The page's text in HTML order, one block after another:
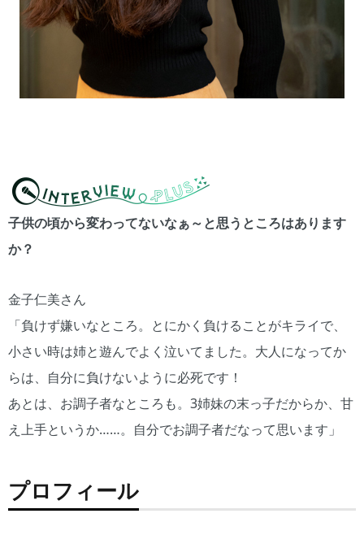
子供の頃から変わってないなぁ～と思うところはあります
か？
金子仁美さん
「負けず嫌いなところ。とにかく負けることがキライで、
小さい時は姉と遊んでよく泣いてました。大人になってか
らは、自分に負けないように必死です！
あとは、お調子者なところも。3姉妹の末っ子だからか、甘
え上手というか……。自分でお調子者だなって思います」
プロフィール